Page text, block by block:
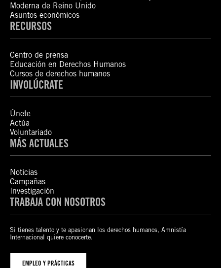
Moderna de Reino Unido
Asuntos económicos
RECURSOS
Centro de prensa
Educación en Derechos Humanos
Cursos de derechos humanos
INVOLÚCRATE
Únete
Actúa
Voluntariado
MÁS ACTUALES
Noticias
Campañas
Investigación
TRABAJA CON NOSOTROS
Si tienes talento y te apasionan los derechos humanos, Amnistía
Internacional quiere conocerte.
EMPLEO Y PRÁCTICAS